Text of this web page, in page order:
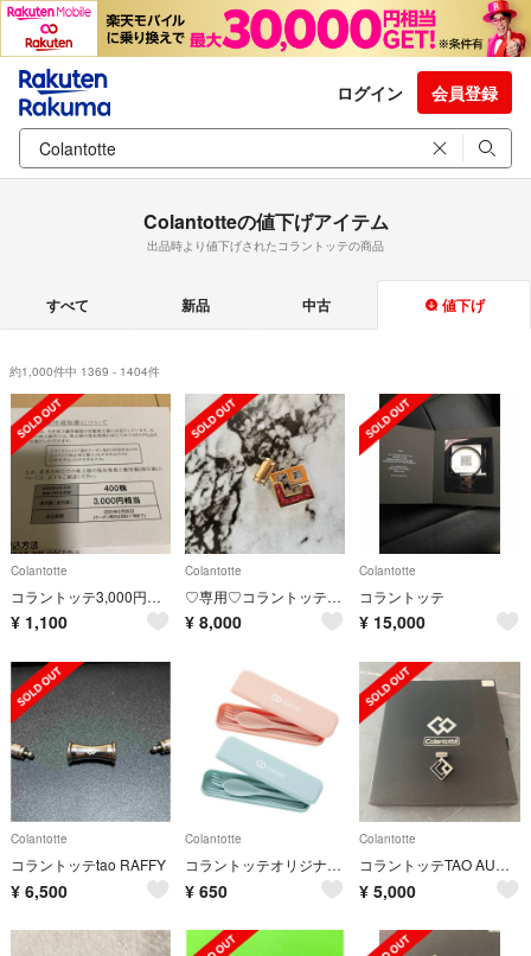
ログイン 会員登録
Colantotteの値下げアイテム
出品時より値下げされたコラントッテの商品
すべて 新品 中古 値下げ
約1,000件中 1369 - 1404件
Colantotte
コラントッテ3,000円分割引券
¥ 1,100
Colantotte
♡専用♡コラントッテ♡最終限定値下げ♡
¥ 8,000
Colantotte
コラントッテ
¥ 15,000
Colantotte
コラントッテtao RAFFY
¥ 6,500
Colantotte
コラントッテオリジナル・カトラリーセット
¥ 650
Colantotte
コラントッテTAO AURA ブラック
¥ 5,000